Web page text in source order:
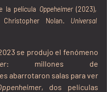
la película Oppeheimer (2023),
Nolan. Universal
: millones de
, dos películas